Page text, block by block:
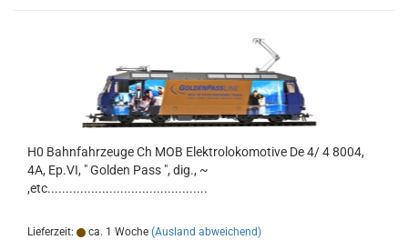
H0 Bahnfahrzeuge Ch MOB Elektrolokomotive De 4/ 4 8004,
4A, Ep.VI, " Golden Pass ", dig., ~
,etc............................................
Lieferzeit: ca. 1 Woche (Ausland abweichend)